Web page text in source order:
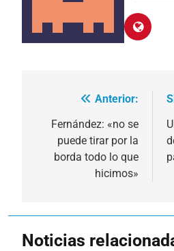
Navegación
de
entradas
Anterior:
Fernández: «no se
puede tirar por la
borda todo lo que
hicimos»
Noticias